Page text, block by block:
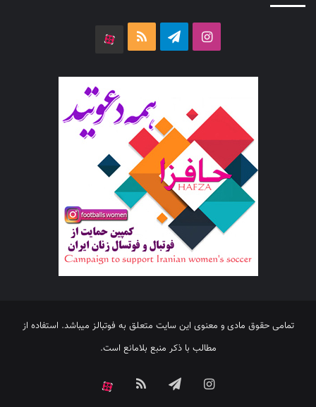
اینستاگرامتلگرام خوراک
تمامی حقوق مادی و معنوی این سایت متعلق به فوتبالز میباشد. استفاده از
مطالب با ذکر منبع بلامانع است.
اینستاگرامتلگرام خوراک